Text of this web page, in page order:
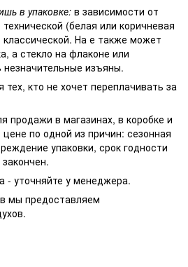
в упаковке: в зависимости от
(белая или коричневая
классической. На е также может
а стекло на флаконе или
изъяны.
кто не хочет переплачивать за
продажи в магазинах, в коробке и
по одной из причин: сезонная
упаковки, срок годности
- уточняйте у менеджера.
мы предоставляем